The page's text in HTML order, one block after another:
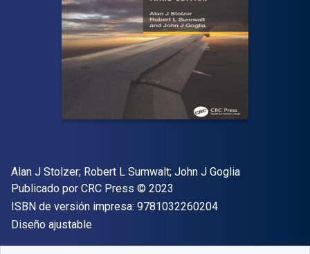
Autor(es)
Alan J Stolzer; Robert L Sumwalt; John J Goglia
Editor
Publicado por CRC Press Copyright
© 2023
ISBN de versión impresa: 9781032260204"ISBN-13
Formato
Diseño ajustable